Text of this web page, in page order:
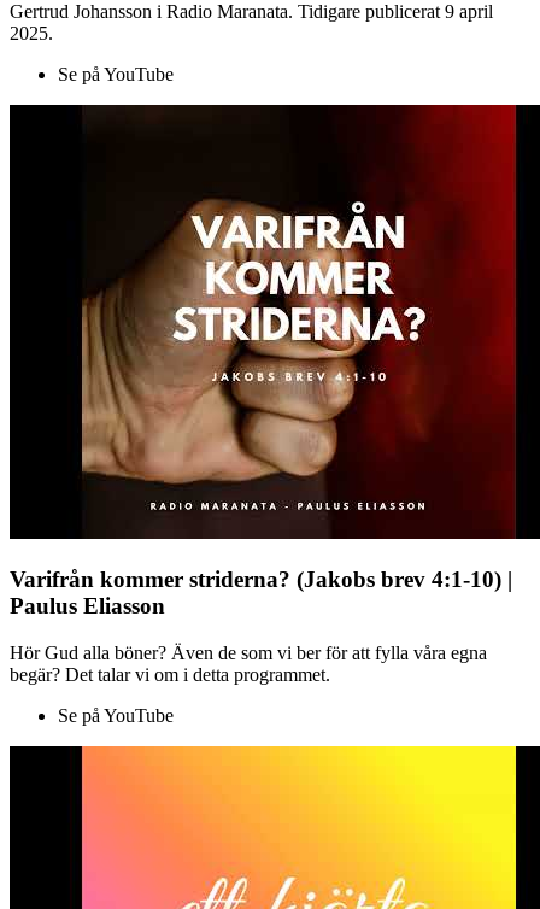
Gertrud Johansson i Radio Maranata. Tidigare publicerat 9 april
2025.
Se på YouTube
Varifrån kommer striderna? (Jakobs brev 4:1-10) |
Paulus Eliasson
Hör Gud alla böner? Även de som vi ber för att fylla våra egna
begär? Det talar vi om i detta programmet.
Se på YouTube